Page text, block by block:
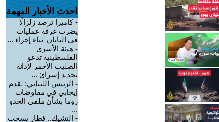
احدث الأخبار المهمة
-كاميرا ترصد زلزالًا
يضرب غرفة عمليات
في اليابان أثناء إجراء ...
- هيئة الأسرى
الفلسطينية تدعو
الصليب الأحمر لإدانة
تجديد إسرائ ...
- الرئيس اللبناني: تقدم
إيجابي في مفاوضات
روما بشأن ملفي الحدو
...
- التشيك.. قطار يسحب